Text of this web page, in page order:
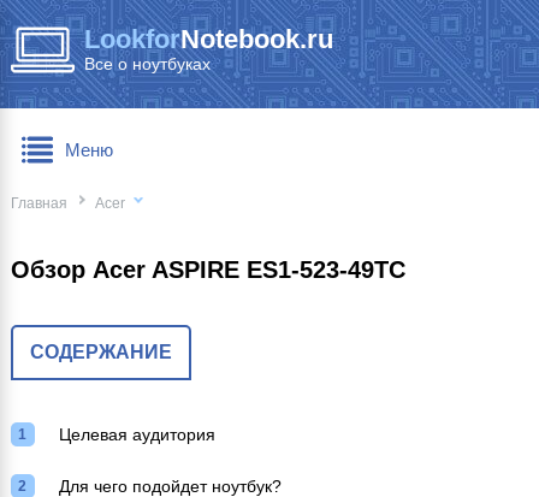
LookforNotebook.ru
Все о ноутбуках
Главная Acer
Обзор Acer ASPIRE ES1-523-49TC
СОДЕРЖАНИЕ
Целевая аудитория
Для чего подойдет ноутбук?
Меню